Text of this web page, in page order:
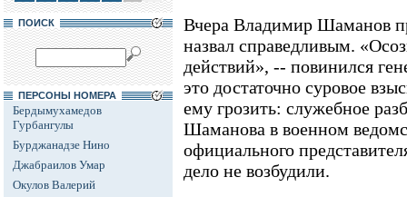
ПОИСК
ПЕРСОНЫ НОМЕРА
Бердымухамедов
Гурбангулы
Бурджанадзе Нино
Джабраилов Умар
Окулов Валерий
Вчера Владимир Шаманов
назвал справедливым.
действий», -- повинился
это достаточно суровое
ему грозить: служебное
Шаманова в военном
официального
дело не возбудили.